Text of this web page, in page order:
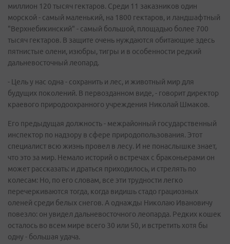
миллион 120 тысяч гектаров. Среди 11 заказников один
морской - самый маленький, на 1800 гектаров, и ландшафтный
"Верхнебикинский" - самый большой, площадью более 700
тысяч гектаров. В защите очень нуждаются обитающие здесь
пятнистые олени, изюбры, тигры и в особенности редкий
дальневосточный леопард.
- Цель у нас одна - сохранить и лес, и животный мир для
будущих поколений. В первозданном виде, - говорит директор
краевого природоохранного учреждения Николай Шмаков.
Его предыдущая должность - межрайонный государственный
инспектор по надзору в сфере природопользования. Этот
специалист всю жизнь провел в лесу. И не понаслышке знает,
что это за мир. Немало историй о встречах с браконьерами он
может рассказать: и драться приходилось, и стрелять по
колесам: Но, по его словам, все эти трудности легко
перечеркиваются тогда, когда видишь стадо грациозных
оленей среди белых снегов. А однажды Николаю Ивановичу
повезло: он увидел дальневосточного леопарда. Редких кошек
осталось во всем мире всего 30 или 50, и встретить хотя бы
одну - большая удача.